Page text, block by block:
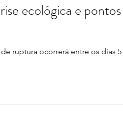
ecológica e
ruptura ocorrerá entre os dias 5